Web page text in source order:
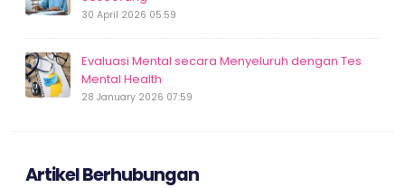
30 April 2026 05:59
Evaluasi Mental secara Menyeluruh dengan Tes
Mental Health
28 January 2026 07:59
Artikel Berhubungan